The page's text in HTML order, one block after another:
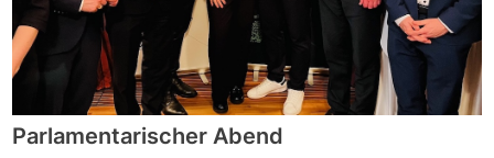
Parlamentarischer Abend